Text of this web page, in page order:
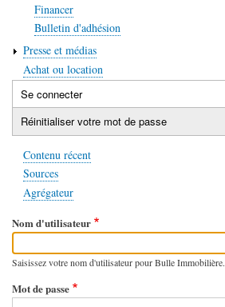
Financer
Bulletin d'adhésion
Presse et médias
Achat ou location
Onglets
principaux
Se connecter(onglet
actif)
Réinitialiser votre mot de passe
Contenu récent
Sources
Agrégateur
Nom d'utilisateur
Saisissez votre nom d'utilisateur pour Bulle Immobilière.
Mot de passe